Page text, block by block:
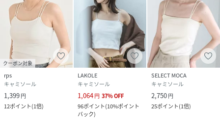
クーポン対象
rps
キャミソール
1,399円
12ポイント(1倍)
LAKOLE
キャミソール
1,064円 37%OFF
96ポイント(10%ポイント
バック)
SELECT MOCA
キャミソール
2,750円
25ポイント(1倍)